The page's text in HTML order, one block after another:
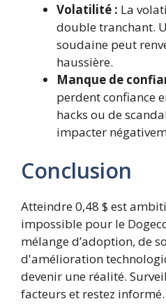
Volatilité : La
double tranchant.
soudaine peut
haussière.
Manque de
perdent confiance
hacks ou de
impacter
Conclusion
Atteindre 0,48 $ est
impossible pour le
mélange d’adoption, de
d'amélioration
devenir une réalité.
facteurs et restez informé.